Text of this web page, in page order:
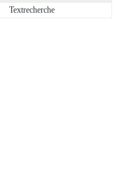
Textrecherche